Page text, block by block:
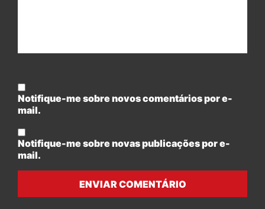
Notifique-me sobre novos comentários por e-
mail.
Notifique-me sobre novas publicações por e-
mail.
ENVIAR COMENTÁRIO